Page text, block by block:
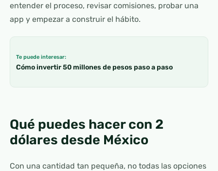
entender el proceso, revisar comisiones, probar una
app y empezar a construir el hábito.
Te puede interesar:
Cómo invertir 50 millones de pesos paso a paso
Qué puedes hacer con 2
dólares desde México
Con una cantidad tan pequeña, no todas las opciones